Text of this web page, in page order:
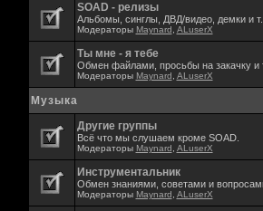
SOAD - релизы
Альбомы, синглы, ДВД/видео, демки и
Модераторы Maynard ALuserX
Ты мне - я тебе
Обмен файлами, просьбы на закачку и
Модераторы Maynard ALuserX
Музыка
Другие группы
Всё что мы слушаем кроме SOAD.
Модераторы Maynard ALuserX
Инструментальник
Обмен знаниями, советами и
Модераторы Maynard ALuserX